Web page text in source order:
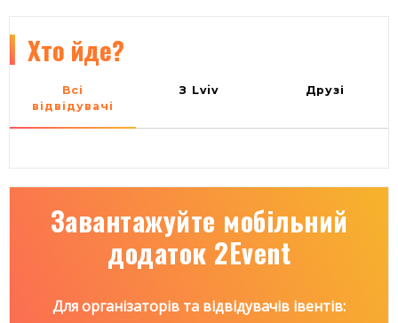
Хто йде?
Всі
відвідувачі
З Lviv Друзі
Завантажуйте мобільний
додаток 2Event
Для організаторів та відвідувачів івентів: